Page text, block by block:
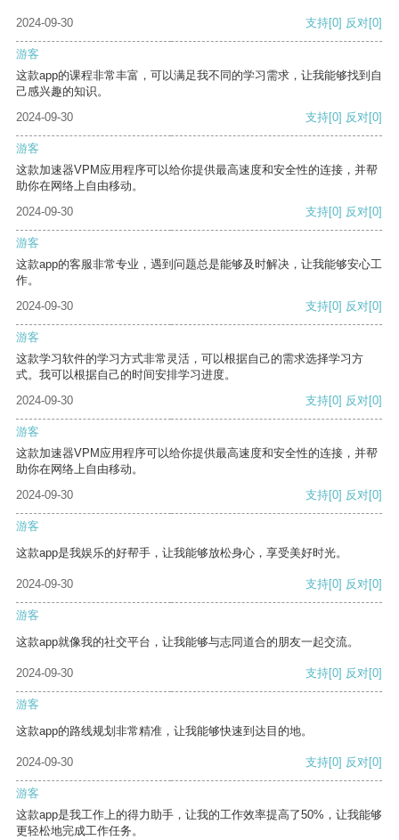
2024-09-30 支持[0] 反对[0]
游客
这款app的课程非常丰富，可以满足我不同的学习需求，让我能够找到自
己感兴趣的知识。
2024-09-30
支持[0] 反对[0]
游客
这款加速器VPM应用程序可以给你提供最高速度和安全性的连接，并帮
助你在网络上自由移动。
2024-09-30
支持[0] 反对[0]
游客
这款app的客服非常专业，遇到问题总是能够及时解决，让我能够安心工
作。
2024-09-30
支持[0] 反对[0]
游客
这款学习软件的学习方式非常灵活，可以根据自己的需求选择学习方
式。我可以根据自己的时间安排学习进度。
2024-09-30
支持[0] 反对[0]
游客
这款加速器VPM应用程序可以给你提供最高速度和安全性的连接，并帮
助你在网络上自由移动。
2024-09-30
支持[0] 反对[0]
游客
这款app是我娱乐的好帮手，让我能够放松身心，享受美好时光。
2024-09-30 支持[0] 反对[0]
游客
这款app就像我的社交平台，让我能够与志同道合的朋友一起交流。
2024-09-30 支持[0] 反对[0]
游客
这款app的路线规划非常精准，让我能够快速到达目的地。
2024-09-30 支持[0] 反对[0]
游客
这款app是我工作上的得力助手，让我的工作效率提高了50%，让我能够
更轻松地完成工作任务。